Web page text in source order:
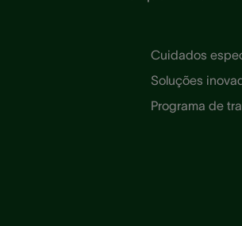
Cuidados
Soluções
Programa de